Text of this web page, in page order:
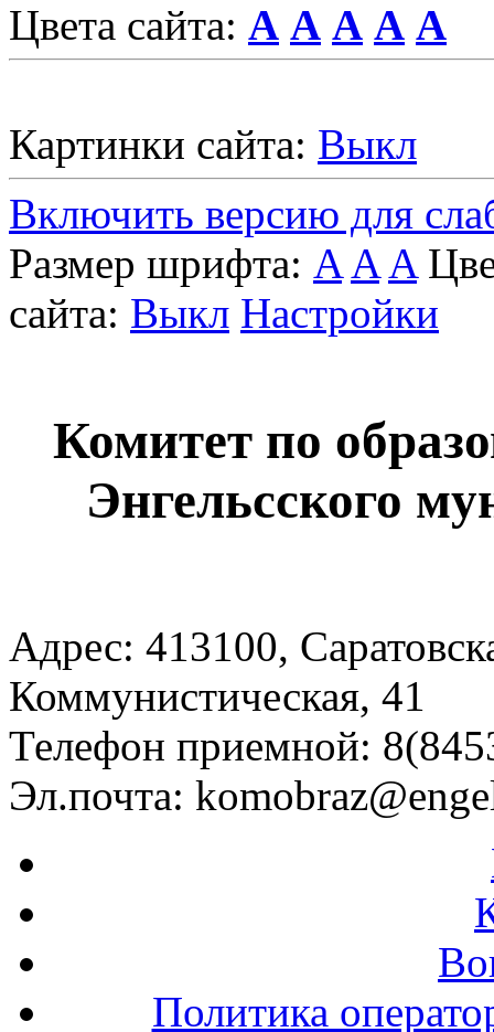
Цвета сайта: A A A A A
Картинки сайта: Выкл
Включить версию для
Размер шрифта: A A A
сайта: Выкл Настройки
Комитет по
Энгельcского
Адрес: 413100,
Коммунистическая, 41
Телефон приемной:
Эл.почта:
Политика